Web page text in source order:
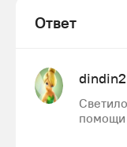
Ответ
помощи